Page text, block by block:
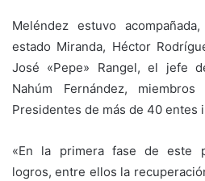
Meléndez estuvo
estado Miranda, Héctor
José «Pepe» Rangel, el jefe
Nahúm Fernández,
Presidentes de más de 40 entes
«En la primera fase de este
logros, entre ellos la